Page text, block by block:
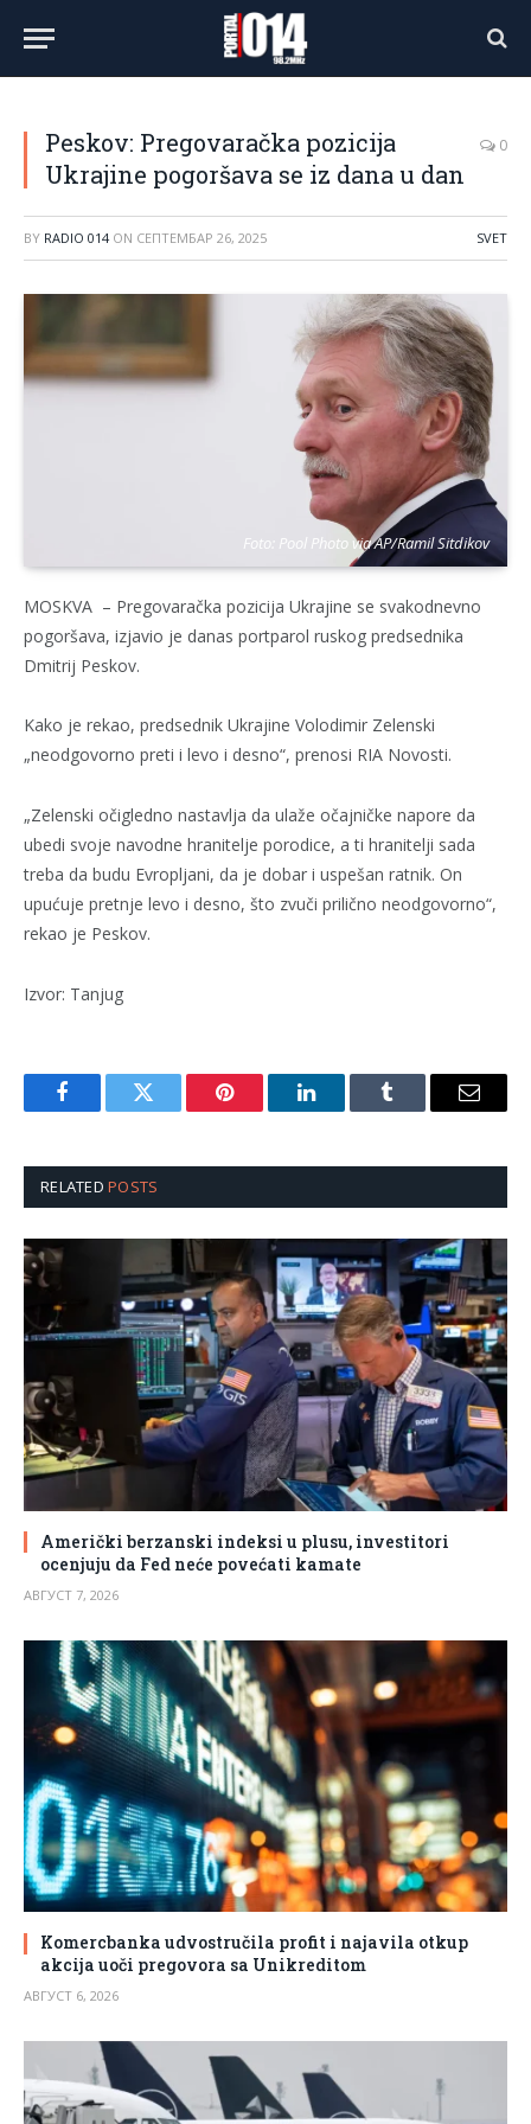
Peskov: Pregovaračka pozicija
Ukrajine pogoršava se iz dana u dan
0
BY RADIO 014 ON СЕПТЕМБАР 26, 2025 SVET
Foto: Pool Photo via AP/Ramil Sitdikov
MOSKVA – Pregovaračka pozicija Ukrajine se svakodnevno
pogoršava, izjavio je danas portparol ruskog predsednika
Dmitrij Peskov.
Kako je rekao, predsednik Ukrajine Volodimir Zelenski
„neodgovorno preti i levo i desno“, prenosi RIA Novosti.
„Zelenski očigledno nastavlja da ulaže očajničke napore da
ubedi svoje navodne hranitelje porodice, a ti hranitelji sada
treba da budu Evropljani, da je dobar i uspešan ratnik. On
upućuje pretnje levo i desno, što zvuči prilično neodgovorno“,
rekao je Peskov.
Izvor: Tanjug
FacebookTwitter Pinterest LinkedInTumblr Email
RELATEDPOSTS
Američki berzanski indeksi u plusu, investitori
ocenjuju da Fed neće povećati kamate
АВГУСТ 7, 2026
Komercbanka udvostručila profit i najavila otkup
akcija uoči pregovora sa Unikreditom
АВГУСТ 6, 2026